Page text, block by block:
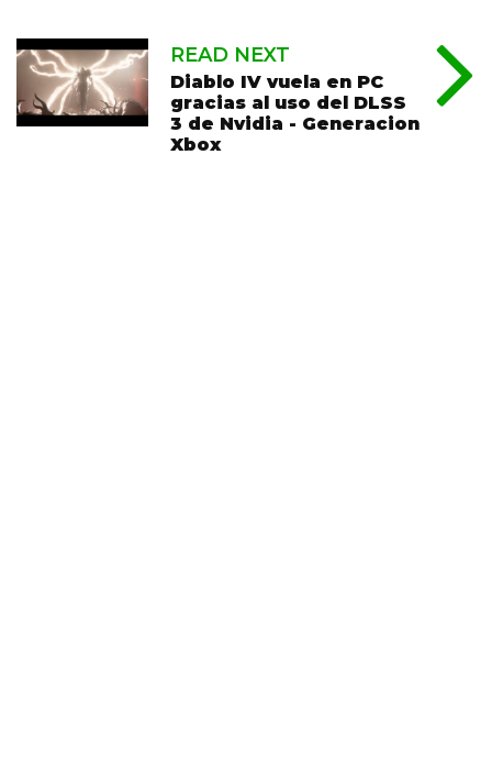
READ NEXT
Diablo IV vuela en PC
gracias al uso del DLSS
3 de Nvidia - Generacion
Xbox